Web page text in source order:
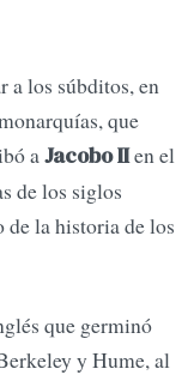
a los súbditos, en
que
aJacobo IIen el
de los siglos
la historia de los
que germinó
y Hume, al